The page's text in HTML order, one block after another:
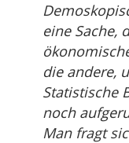
eine Sache,
die andere,
Statistische
noch
Man fragt